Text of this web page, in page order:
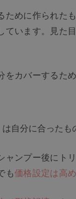
めに作られた
います。見た
をカバーするた
自分に合ったも
ンプー後にト
も価格設定は高め